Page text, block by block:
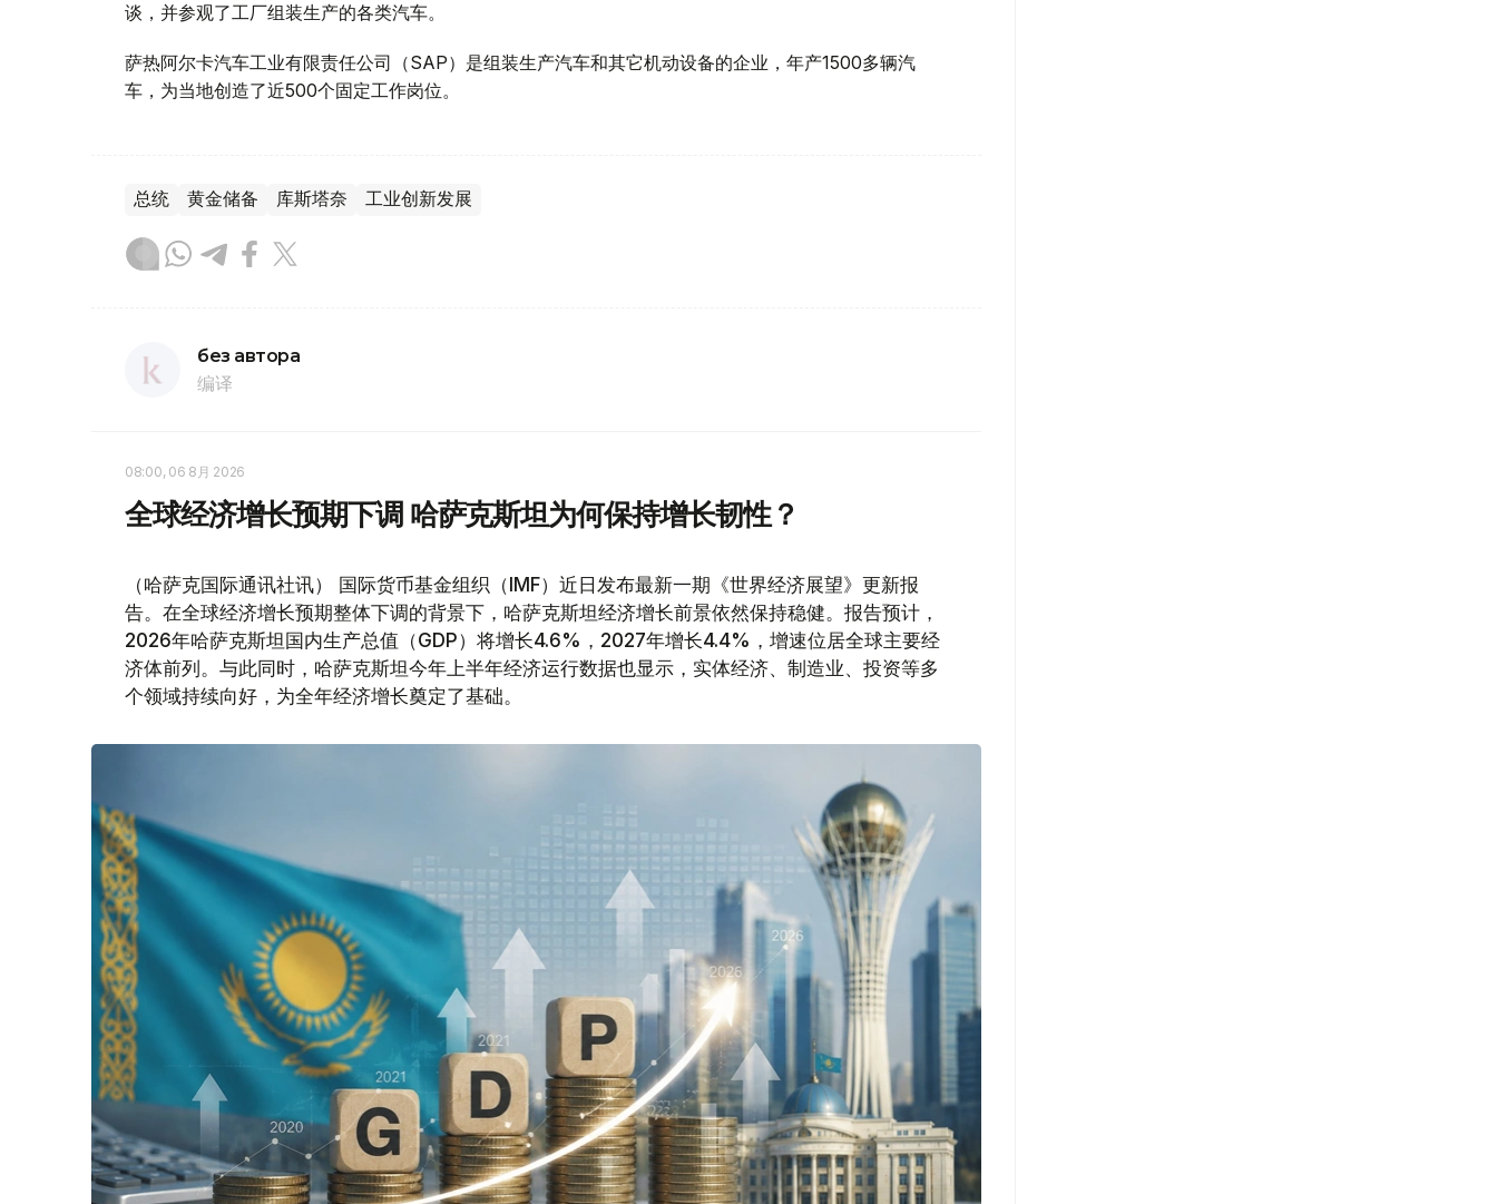
谈，并参观了工厂组装生产的各类汽车。
萨热阿尔卡汽车工业有限责任公司（SAP）是组装生产汽车和其它机动设备的企业，年产1500多辆汽
车，为当地创造了近500个固定工作岗位。
总统 黄金储备 库斯塔奈 工业创新发展
без автора
编译
08:00, 06 8月 2026
全球经济增长预期下调 哈萨克斯坦为何保持增长韧性？
（哈萨克国际通讯社讯） 国际货币基金组织（IMF）近日发布最新一期《世界经济展望》更新报
告。在全球经济增长预期整体下调的背景下，哈萨克斯坦经济增长前景依然保持稳健。报告预计，
2026年哈萨克斯坦国内生产总值（GDP）将增长4.6%，2027年增长4.4%，增速位居全球主要经
济体前列。与此同时，哈萨克斯坦今年上半年经济运行数据也显示，实体经济、制造业、投资等多
个领域持续向好，为全年经济增长奠定了基础。